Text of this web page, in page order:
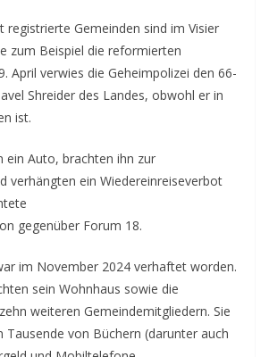
registrierte Gemeinden sind im Visier
zum Beispiel die reformierten
April verwies die Geheimpolizei den 66-
Shreider des Landes, obwohl er in
ist.
ein Auto, brachten ihn zur
verhängten ein Wiedereinreiseverbot
gegenüber Forum 18.
im November 2024 verhaftet worden.
sein Wohnhaus sowie die
weiteren Gemeindemitgliedern. Sie
Tausende von Büchern (darunter auch